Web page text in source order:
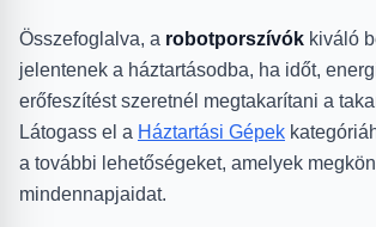
Összefoglalva, a robotporszívók kiváló
jelentenek a háztartásodba, ha időt,
erőfeszítést szeretnél megtakarítani a
Látogass el a Háztartási Gépek
a további lehetőségeket, amelyek
mindennapjaidat.